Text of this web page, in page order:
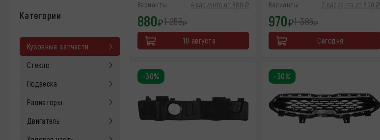
Категории
Кузовные запчасти
Стекло
Подвеска
Радиаторы
Двигатель
Варианты:
4 варианта от 880 ₽
880₽1 258₽
10 августа
Варианты:
2 варианта от 890 ₽
970₽1 386₽
Сегодня
-30% -30%